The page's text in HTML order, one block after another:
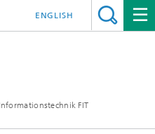
FIT
ENGLISH